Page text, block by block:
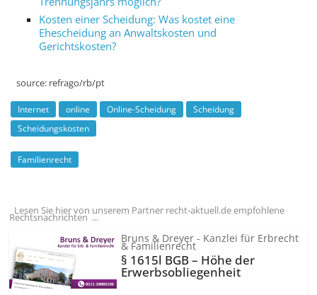
Kosten einer Scheidung: Was kostet eine
Ehescheidung an Anwaltskosten und
Gerichtskosten?
source: refrago/rb/pt
Internet online Online-Scheidung
Scheidung
Scheidungskosten
Familienrecht
Lesen Sie hier von unserem Partner recht-aktuell.de empfohlene
Rechtsnachrichten ...
Bruns & Dreyer - Kanzlei für Erbrecht
& Familienrecht
§ 1615l BGB – Höhe der
Erwerbsobliegenheit